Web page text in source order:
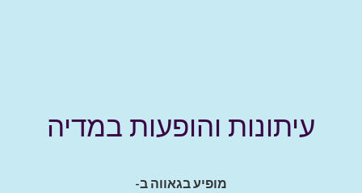
עיתונות והופעות במדיה
מופיע בגאווה ב-